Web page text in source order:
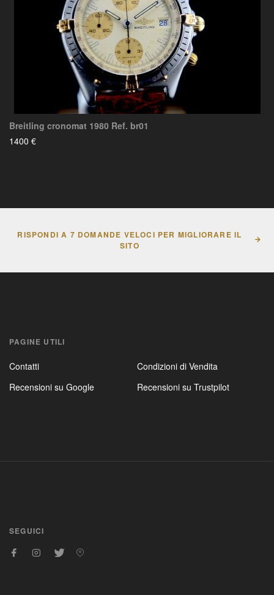
Breitling cronomat 1980 Ref. br01
1400 €
RISPONDI A 7 DOMANDE VELOCI PER MIGLIORARE IL
SITO
PAGINE UTILI
Contatti
Condizioni di Vendita
Recensioni su Google
Recensioni su Trustpilot
SEGUICI